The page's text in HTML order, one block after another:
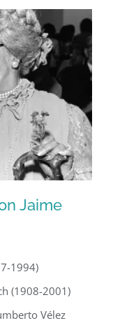
Jaime
Jaime
1994)
(1908-2001)
Vélez